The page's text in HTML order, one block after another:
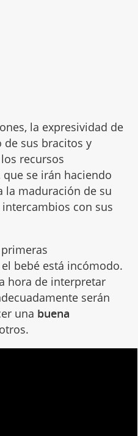
la expresividad de
sus bracitos y
recursos
se irán haciendo
la maduración de su
con sus
bebé está incómodo.
hora de interpretar
serán
una buena